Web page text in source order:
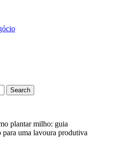
Search
plantar milho: guia
para uma lavoura produtiva